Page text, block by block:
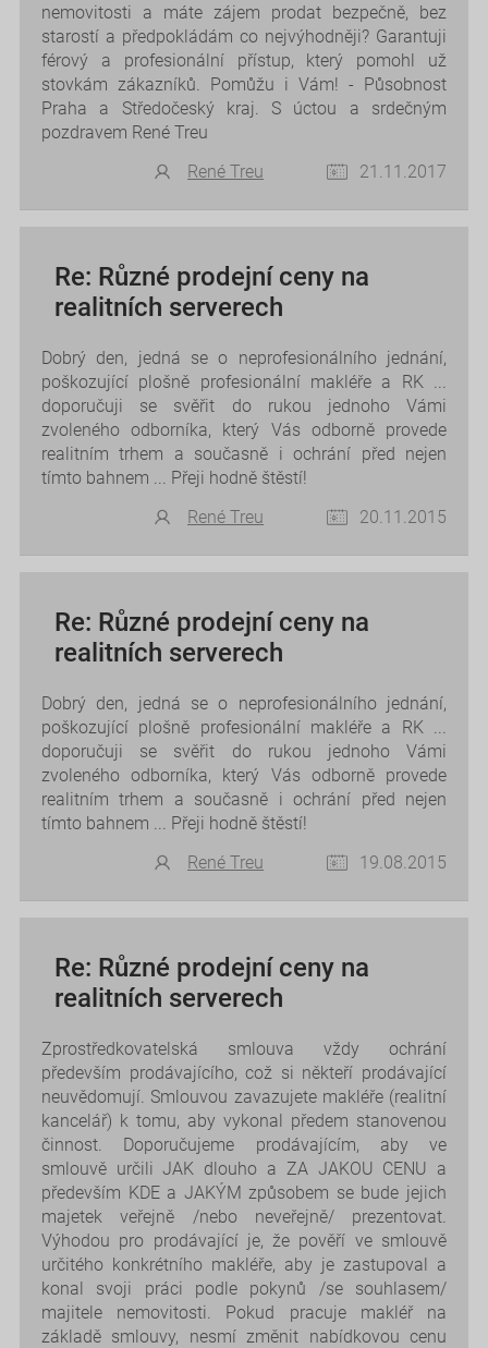
nemovitosti a máte zájem prodat bezpečně, bez
starostí a předpokládám co nejvýhodněji? Garantuji
férový a profesionální přístup, který pomohl už
stovkám zákazníků. Pomůžu i Vám! - Působnost
Praha a Středočeský kraj. S úctou a srdečným
pozdravem René Treu
René Treu
21.11.2017
Re: Různé prodejní ceny na
realitních serverech
Dobrý den, jedná se o neprofesionálního jednání,
poškozující plošně profesionální makléře a RK ...
doporučuji se svěřit do rukou jednoho Vámi
zvoleného odborníka, který Vás odborně provede
realitním trhem a současně i ochrání před nejen
tímto bahnem ... Přeji hodně štěstí!
René Treu
20.11.2015
Re: Různé prodejní ceny na
realitních serverech
Dobrý den, jedná se o neprofesionálního jednání,
poškozující plošně profesionální makléře a RK ...
doporučuji se svěřit do rukou jednoho Vámi
zvoleného odborníka, který Vás odborně provede
realitním trhem a současně i ochrání před nejen
tímto bahnem ... Přeji hodně štěstí!
René Treu
19.08.2015
Re: Různé prodejní ceny na
realitních serverech
Zprostředkovatelská smlouva vždy ochrání
především prodávajícího, což si někteří prodávající
neuvědomují. Smlouvou zavazujete makléře (realitní
kancelář) k tomu, aby vykonal předem stanovenou
činnost. Doporučujeme prodávajícím, aby ve
smlouvě určili JAK dlouho a ZA JAKOU CENU a
především KDE a JAKÝM způsobem se bude jejich
majetek veřejně /nebo neveřejně/ prezentovat.
Výhodou pro prodávající je, že pověří ve smlouvě
určitého konkrétního makléře, aby je zastupoval a
konal svoji práci podle pokynů /se souhlasem/
majitele nemovitosti. Pokud pracuje makléř na
základě smlouvy, nesmí změnit nabídkovou cenu